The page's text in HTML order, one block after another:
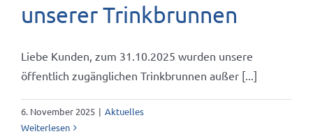
unserer Trinkbrunnen
Liebe Kunden, zum 31.10.2025 wurden unsere
öffentlich zugänglichen Trinkbrunnen außer [...]
6. November 2025 | Aktuelles
Weiterlesen